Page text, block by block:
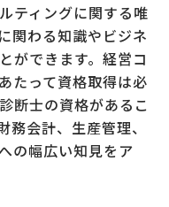
ティングに関する唯
関わる知識やビジネ
ができます。経営コ
たって資格取得は必
断士の資格があるこ
務会計、生産管理、
の幅広い知見をア